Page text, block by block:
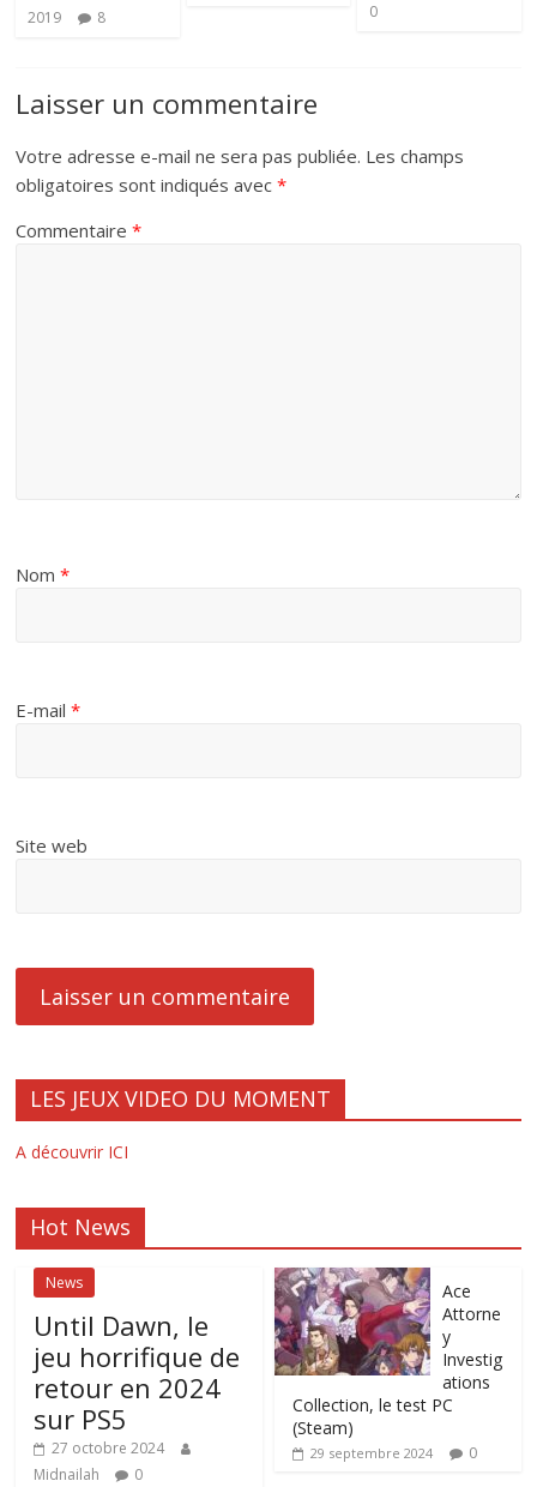
2019
8
0
Laisser un commentaire
Votre adresse e-mail ne sera pas publiée. Les champs
obligatoires sont indiqués avec*
Commentaire*
Nom*
E-mail*
Site web
LES JEUX VIDEO DU MOMENT
A découvrir ICI
Hot News
News
Until Dawn, le
jeu horrifique de
retour en 2024
sur PS5
27 octobre 2024
Midnailah
0
Ace
Attorne
y
Investig
ations
Collection, le test PC
(Steam)
29 septembre 2024 0